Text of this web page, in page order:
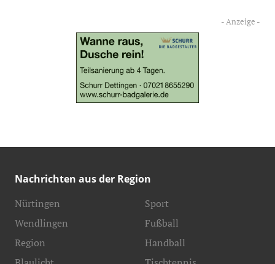
Nachrichten aus der Region
Nürtingen
Wendlingen
Region
Sport
Fußball
Handball